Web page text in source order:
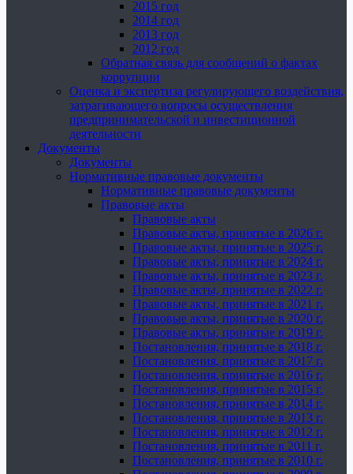
2015 год
2014 год
2013 год
2012 год
Обратная связь для сообщений о фактах
коррупции
Оценка и экспертиза регулирующего воздействия,
затрагивающего вопросы осуществления
предпринимательской и инвестиционной
деятельности
Документы
Документы
Нормативные правовые документы
Нормативные правовые документы
Правовые акты
Правовые акты
Правовые акты, принятые в 2026 г.
Правовые акты, принятые в 2025 г.
Правовые акты, принятые в 2024 г.
Правовые акты, принятые в 2023 г.
Правовые акты, принятые в 2022 г.
Правовые акты, принятые в 2021 г.
Правовые акты, принятые в 2020 г.
Правовые акты, принятые в 2019 г.
Постановления, принятые в 2018 г.
Постановления, принятые в 2017 г.
Постановления, принятые в 2016 г.
Постановления, принятые в 2015 г.
Постановления, принятые в 2014 г.
Постановления, принятые в 2013 г.
Постановления, принятые в 2012 г.
Постановления, принятые в 2011 г.
Постановления, принятые в 2010 г.